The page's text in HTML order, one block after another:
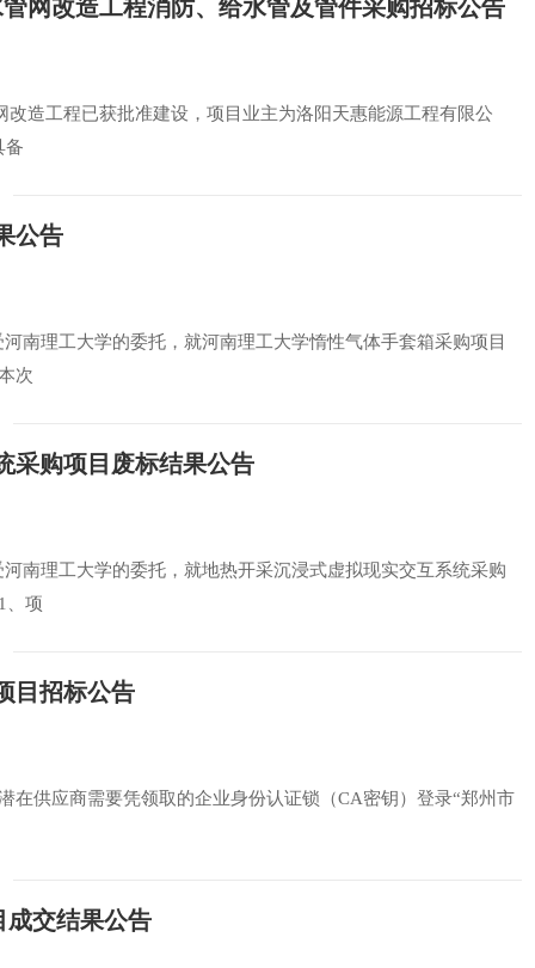
网改造工程消防、给水管及管件采购招标公告
造工程已获批准建设，项目业主为洛阳天惠能源工程有限公
备
公告
南理工大学的委托，就河南理工大学惰性气体手套箱采购项目
次
采购项目废标结果公告
南理工大学的委托，就地热开采沉浸式虚拟现实交互系统采购
、项
目招标公告
供应商需要凭领取的企业身份认证锁（CA密钥）登录“郑州市
成交结果公告